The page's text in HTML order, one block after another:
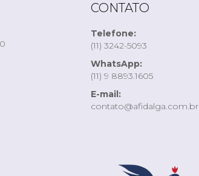
CONTATO
Telefone:
(11) 3242-5093
WhatsApp:
(11) 9 8893.1605
E-mail:
contato@afidalga.com.br